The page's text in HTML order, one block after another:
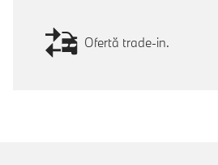
Ofertă trade-in.